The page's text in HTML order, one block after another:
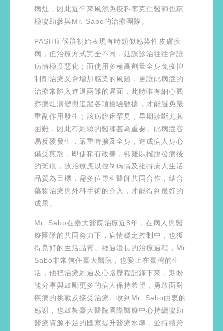
病灶，因此近年來風濕免疫科李克仁醫師也積
極協助參與Mr. Sabo的治療團隊。
PASH症候群初始表現有時類似感染性皮膚疾
病，但治療方式完全不同，延誤診治往往會讓
病情極度惡化；而使用多種高劑量全身免疫抑
制劑治療又會增加感染的風險，更讓此病症的
治療常陷入進退兩難的局面，此時唯有細心觀
察病灶演變與追蹤各項檢驗數據，才能避免嚴
重副作用發生；該病臨床罕見，早期診斷尤其
困難，因此有經驗的醫師甚為重要。此病症容
易反覆發生，嚴重時擴及全身，造成病人身心
備受煎熬，即使稍有改善，卻難以擺脫發病後
的斑痕，故治療應以控制病情及維持病人生活
品質為目標，需多位專科醫師共同合作，結合
藥物治療與外科手術的介入，才能得到最好的
成果。
Mr. Sabo在臺大醫院治療近8年，在病人與醫
療團隊的共同努力下，病情穩定控制中，也獲
得良好的生活品質。經過漫長的治療過程，Mr.
Sabo非常信任臺大醫院，也愛上在臺灣的生
活，他把治療經過及心路歷程記錄下來，期盼
能分享與鼓勵更多的病人保持希望，勇敢面對
疾病的挑戰及接受治療。收到Mr. Sabo由衷的
感謝，也鼓舞臺大醫院國際醫療中心持續協助
醫療資源不足的國家提升醫療水準，並持續跨